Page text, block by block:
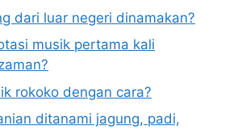
dari luar negeri dinamakan?
musik pertama kali
rokoko dengan cara?
ditanami jagung, padi,